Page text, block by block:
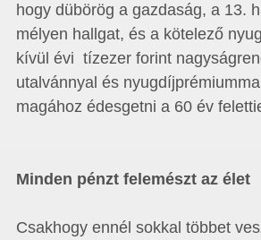
hogy dübörög a gazdaság, a 13.
mélyen hallgat, és a kötelező
kívül évi tízezer forint
utalvánnyal és
magához édesgetni a 60 év
Minden pénzt felemészt az élet
Csakhogy ennél sokkal többet